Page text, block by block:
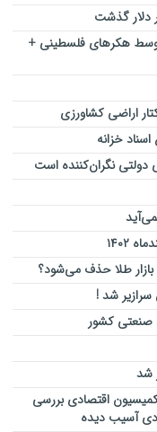
اسرائیل توسط هکرهای فلسطینی +
خزانه
نگران‌کننده است
شد !
شد
تحمیلی ۱۲ روزه در کمیسیون اقتصادی بررسی
آسیب دیده